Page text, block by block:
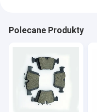
Polecane Produkty